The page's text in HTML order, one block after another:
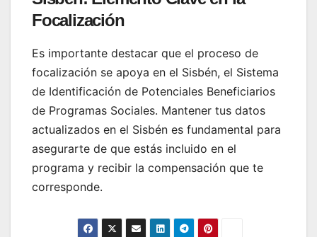
Focalización
Es importante destacar que el proceso de
focalización se apoya en el Sisbén, el Sistema
de Identificación de Potenciales Beneficiarios
de Programas Sociales. Mantener tus datos
actualizados en el Sisbén es fundamental para
asegurarte de que estás incluido en el
programa y recibir la compensación que te
corresponde.